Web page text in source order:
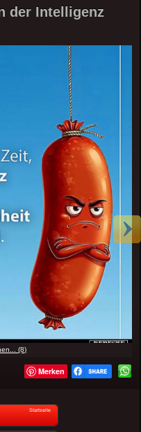
der Intelligenz
(8)
Merken
Startseite